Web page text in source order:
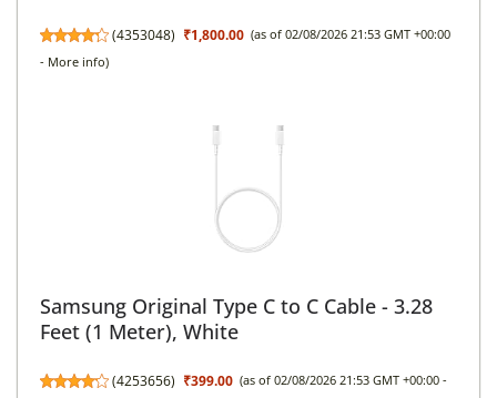
(4353048) ₹1,800.00 (as of 02/08/2026 21:53 GMT +00:00
- More info)
Samsung Original Type C to C Cable - 3.28
Feet (1 Meter), White
(4253656) ₹399.00 (as of 02/08/2026 21:53 GMT +00:00 -